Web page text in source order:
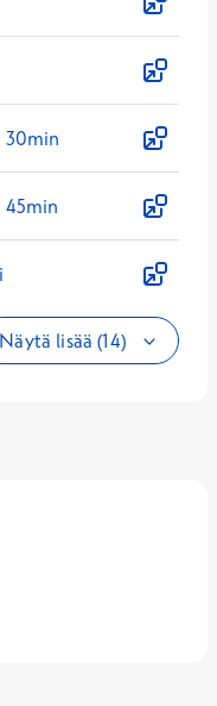
30min
45min
Näytä lisää (14)